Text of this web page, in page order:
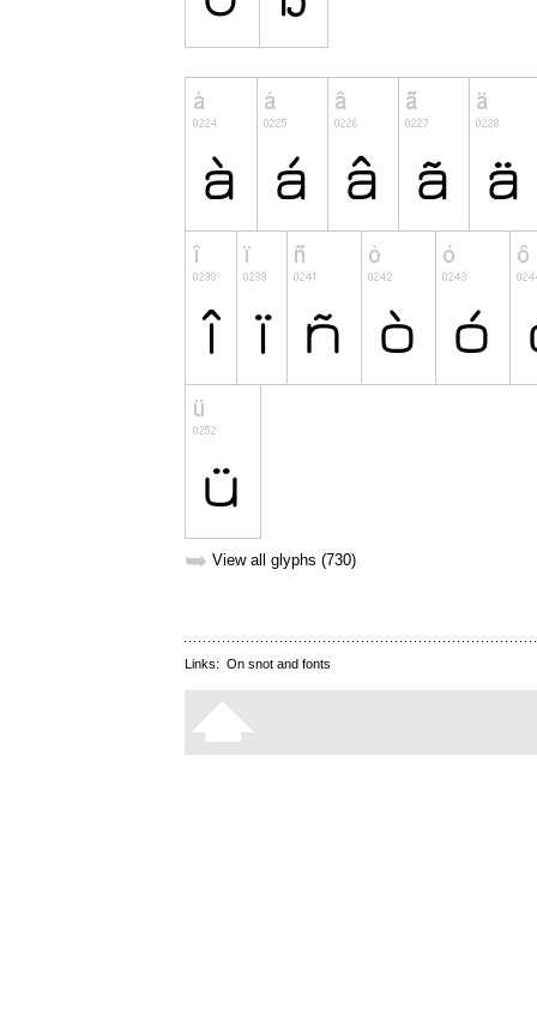
➥ View all glyphs (730)
Links: On snot and fonts